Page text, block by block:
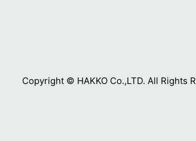
Copyright © HAKKO Co.,LTD. All Rights